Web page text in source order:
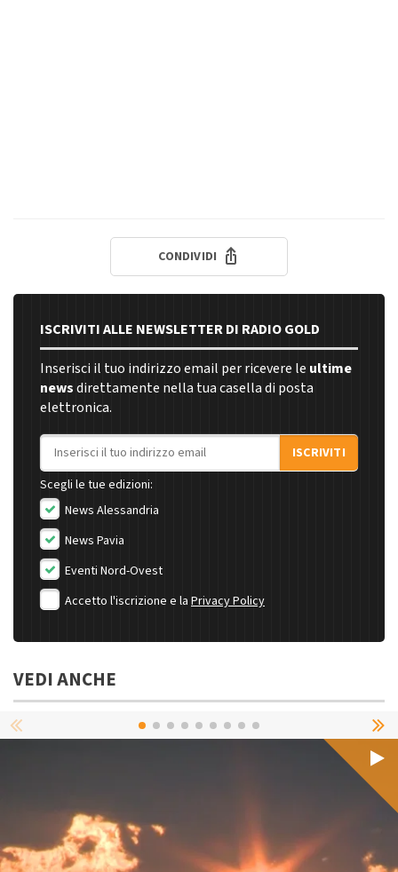
CONDIVIDI
ISCRIVITI ALLE NEWSLETTER DI RADIO GOLD
Inserisci il tuo indirizzo email per ricevere le ultime
newsdirettamente nella tua casella di posta
elettronica.
Indirizzo email
ISCRIVITI
Scegli le tue edizioni:
News Alessandria
News Pavia
Eventi Nord-Ovest
Accetto l'iscrizione e la Privacy Policy
VEDI ANCHE